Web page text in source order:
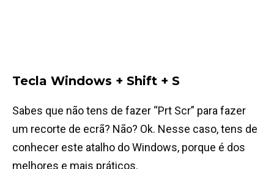
Tecla Windows + Shift + S
Sabes que não tens de fazer “Prt Scr” para fazer
um recorte de ecrã? Não? Ok. Nesse caso, tens de
conhecer este atalho do Windows, porque é dos
melhores e mais práticos.